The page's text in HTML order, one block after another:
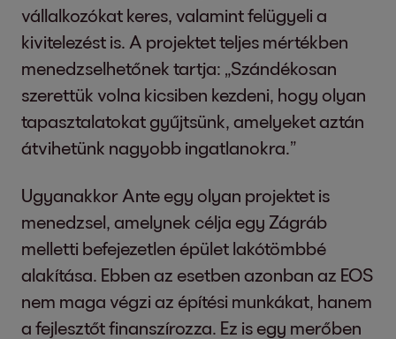
vállalkozókat keres, valamint felügyeli a
kivitelezést is. A projektet teljes mértékben
menedzselhetőnek tartja: „Szándékosan
szerettük volna kicsiben kezdeni, hogy olyan
tapasztalatokat gyűjtsünk, amelyeket aztán
átvihetünk nagyobb ingatlanokra.”
Ugyanakkor Ante egy olyan projektet is
menedzsel, amelynek célja egy Zágráb
melletti befejezetlen épület lakótömbbé
alakítása. Ebben az esetben azonban az EOS
nem maga végzi az építési munkákat, hanem
a fejlesztőt finanszírozza. Ez is egy merőben